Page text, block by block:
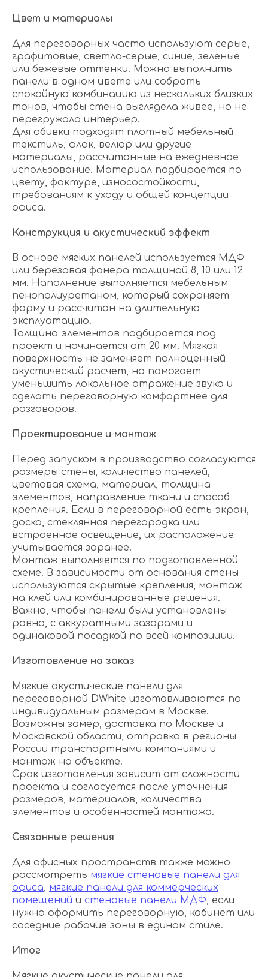
Цвет и материалы
Для переговорных часто используют серые,
графитовые, светло-серые, синие, зеленые
или бежевые оттенки. Можно выполнить
панели в одном цвете или собрать
спокойную комбинацию из нескольких близких
тонов, чтобы стена выглядела живее, но не
перегружала интерьер.
Для обивки подходят плотный мебельный
текстиль, флок, велюр или другие
материалы, рассчитанные на ежедневное
использование. Материал подбирается по
цвету, фактуре, износостойкости,
требованиям к уходу и общей концепции
офиса.
Конструкция и акустический эффект
В основе мягких панелей используется МДФ
или березовая фанера толщиной 8, 10 или 12
мм. Наполнение выполняется мебельным
пенополиуретаном, который сохраняет
форму и рассчитан на длительную
эксплуатацию.
Толщина элементов подбирается под
проект и начинается от 20 мм. Мягкая
поверхность не заменяет полноценный
акустический расчет, но помогает
уменьшить локальное отражение звука и
сделать переговорную комфортнее для
разговоров.
Проектирование и монтаж
Перед запуском в производство согласуются
размеры стены, количество панелей,
цветовая схема, материал, толщина
элементов, направление ткани и способ
крепления. Если в переговорной есть экран,
доска, стеклянная перегородка или
встроенное освещение, их расположение
учитывается заранее.
Монтаж выполняется по подготовленной
схеме. В зависимости от основания стены
используются скрытые крепления, монтаж
на клей или комбинированные решения.
Важно, чтобы панели были установлены
ровно, с аккуратными зазорами и
одинаковой посадкой по всей композиции.
Изготовление на заказ
Мягкие акустические панели для
переговорной DWhite изготавливаются по
индивидуальным размерам в Москве.
Возможны замер, доставка по Москве и
Московской области, отправка в регионы
России транспортными компаниями и
монтаж на объекте.
Срок изготовления зависит от сложности
проекта и согласуется после уточнения
размеров, материалов, количества
элементов и особенностей монтажа.
Связанные решения
Для офисных пространств также можно
рассмотреть мягкие стеновые панели для
офиса, мягкие панели для коммерческих
помещений и стеновые панели МДФ, если
нужно оформить переговорную, кабинет или
соседние рабочие зоны в едином стиле.
Итог